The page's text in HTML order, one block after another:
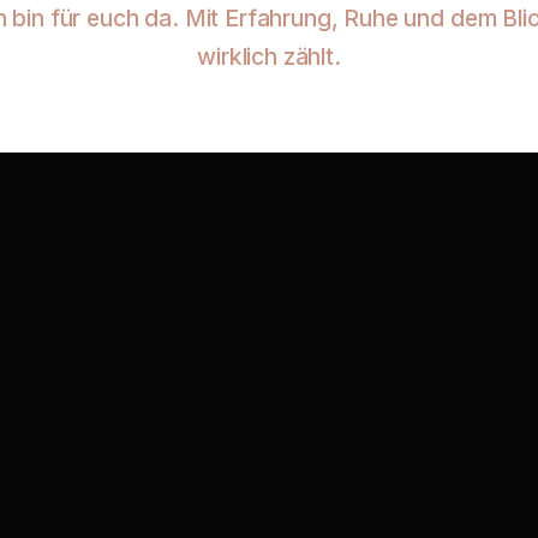
bin für euch da. Mit Erfahrung, Ruhe und dem
wirklich zählt.